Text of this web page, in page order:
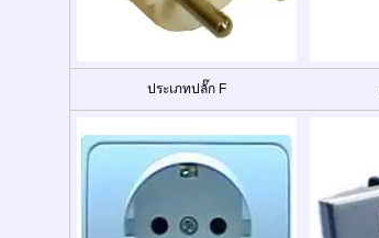
ประเภทปลั๊ก F